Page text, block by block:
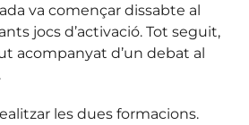
va començar dissabte al
jocs d’activació. Tot seguit,
acompanyat d’un debat al
les dues formacions.